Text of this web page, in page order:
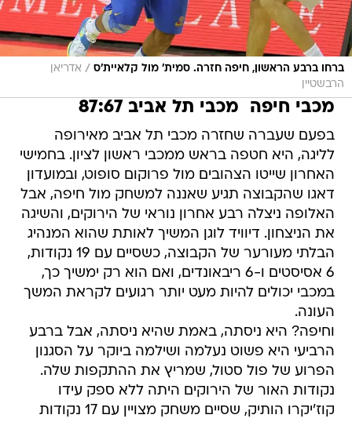
ברחו ברבע הראשון, חיפה חזרה. סמית' מול קלאיית'ס / אדריאן
הרבשטיין
מכבי חיפה  מכבי תל אביב 87:67
בפעם שעברה שחזרה מכבי תל אביב מאירופה
לליגה, היא חטפה בראש ממכבי ראשון לציון. בחמישי
האחרון שייטו הצהובים מול פרוקום סופוט, ובמועדון
דאגו שהקבוצה תגיע שאננה למשחק מול חיפה, אבל
האלופה ניצלה רבע אחרון נוראי של הירוקים, והשיגה
את הניצחון. דיוויד לוגן המשיך לאותת שהוא המנהיג
הבלתי מעורער של הקבוצה, כשסיים עם 19 נקודות,
6 אסיסטים ו-6 ריבאונדים, ואם הוא רק ימשיך כך,
במכבי יכולים להיות מעט יותר רגועים לקראת המשך
העונה.
וחיפה? היא ניסתה, באמת שהיא ניסתה, אבל ברבע
הרביעי היא פשוט נעלמה ושילמה ביוקר על הסגנון
הפרוע של פול סטול, שמריץ את ההתקפות שלה.
נקודות האור של הירוקים היתה ללא ספק עידו
קוז'יקרו הותיק, שסיים משחק מצויין עם 17 נקודות